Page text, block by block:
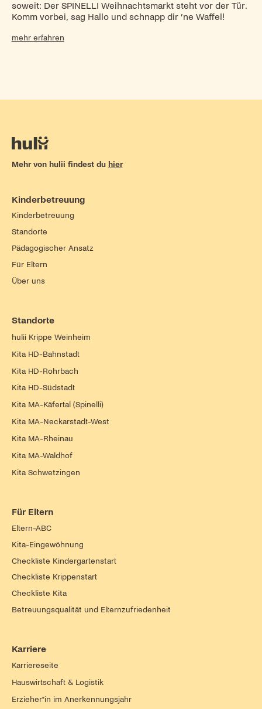
soweit: Der SPINELLI Weihnachtsmarkt steht vor der Tür.
Komm vorbei, sag Hallo und schnapp dir ’ne Waffel!
mehr erfahren
Mehr von hulii findest du hier
Kinderbetreuung
Kinderbetreuung
Standorte
Pädagogischer Ansatz
Für Eltern
Über uns
Standorte
hulii Krippe Weinheim
Kita HD-Bahnstadt
Kita HD-Rohrbach
Kita HD-Südstadt
Kita MA-Käfertal (Spinelli)
Kita MA-Neckarstadt-West
Kita MA-Rheinau
Kita MA-Waldhof
Kita Schwetzingen
Für Eltern
Eltern-ABC
Kita-Eingewöhnung
Checkliste Kindergartenstart
Checkliste Krippenstart
Checkliste Kita
Betreuungsqualität und Elternzufriedenheit
Karriere
Karriereseite
Hauswirtschaft & Logistik
Erzieher*in im Anerkennungsjahr